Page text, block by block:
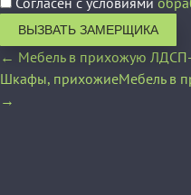
ВЫЗВАТЬ ЗАМЕРЩИКА
← Мебель в прихожую ЛДСП-
Шкафы, прихожиеМебель в
→